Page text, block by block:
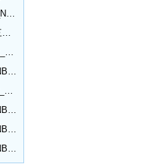
2021年11月10日爵士vs老鹰全场录像回放_NBA常规赛
2021年11月9日NBA十佳球-唐斯超远压哨三分 小乔丹空接隔扣
2021年11月9日76人vs尼克斯全场录像回放_NBA常规赛
2021年11月9日湖人vs黄蜂全场录像回放_NBA常规赛
2021年11月9日灰熊vs森林狼全场录像回放_NBA常规赛
2021年11月9日掘金vs热火全场录像回放_NBA常规赛
2021年11月9日国王vs太阳全场录像回放_NBA常规赛
2021年11月9日勇士vs老鹰全场录像回放_NBA常规赛